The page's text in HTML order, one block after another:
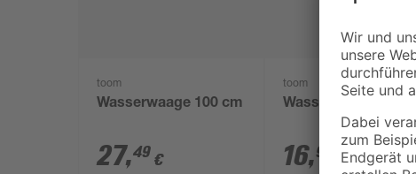
toom
Wasserwaage 100 cm
27,49 €
toom
Wasserwaage 40 cm
16,99 €